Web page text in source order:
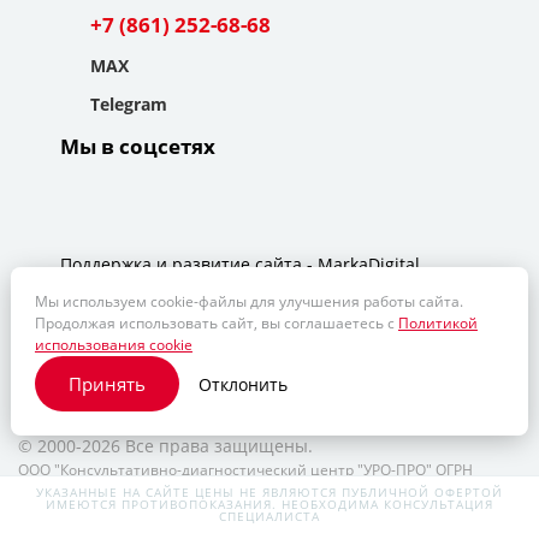
Telegram
Мы в соцсетях
Смотреть клинические рекомендации МКБ10
Договор на оказание платных медицинских услуг
Версия для слабовидящих
© 2000-2026 Все права защищены.
ООО "Консультативно-диагностический центр "УРО-ПРО" ОГРН
ООО "Медицинский центр "УРО-ПРО" ОГРН 1112311002539, ИНН
2311133705
УКАЗАННЫЕ НА САЙТЕ ЦЕНЫ НЕ ЯВЛЯЮТСЯ ПУБЛИЧНОЙ ОФЕРТОЙ
ИМЕЮТСЯ ПРОТИВОПОКАЗАНИЯ. НЕОБХОДИМА КОНСУЛЬТАЦИЯ
СПЕЦИАЛИСТА
Мы используем cookie-файлы для улучшения работы сайта.
Продолжая использовать сайт, вы соглашаетесь с Политикой
использования cookie
Принять Отклонить